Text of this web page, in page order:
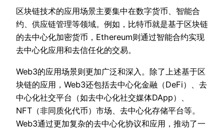
区块链技术的应用场景主要集中在数字货币、智能合
约、供应链管理等领域。例如，比特币就是基于区块链
的去中心化加密货币，Ethereum则通过智能合约实现
去中心化应用和去信任化的交易。
Web3的应用场景则更加广泛和深入。除了上述基于区
块链的应用，Web3还包括去中心化金融（DeFi）、去
中心化社交平台（如去中心化社交媒体DApp）、
NFT（非同质化代币）市场、去中心化存储平台等。
Web3通过更加复杂的去中心化协议和应用，推动了一